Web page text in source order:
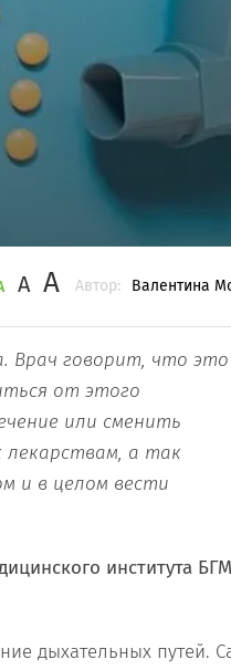
Автор: Валентина
A A
Врач говорит, что
от этого
или сменить
лекарствам, а так
и в целом вести
института
дыхательных путей.